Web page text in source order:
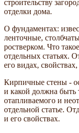
строительству
отделки дома.
О фундаментах:
ленточные,
ростверком. Что
отдельных статьях.
его видах,
Кирпичные стены -
и какой должна
отапливаемого и
отдельной статье.
и его свойствах.